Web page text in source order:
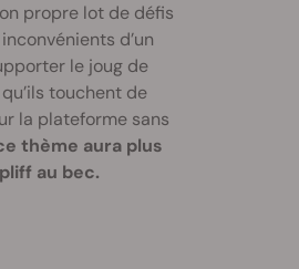
propre lot de défis
d’un
le joug de
touchent de
la plateforme sans
thème aura plus
au bec.